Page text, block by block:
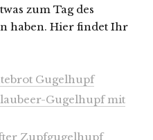
zum Tag des
haben. Hier findet Ihr
Gugelhupf
Gugelhupf mit
Zupfgugelhupf